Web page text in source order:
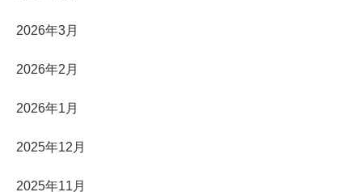
2026年3月
2026年2月
2026年1月
2025年12月
2025年11月